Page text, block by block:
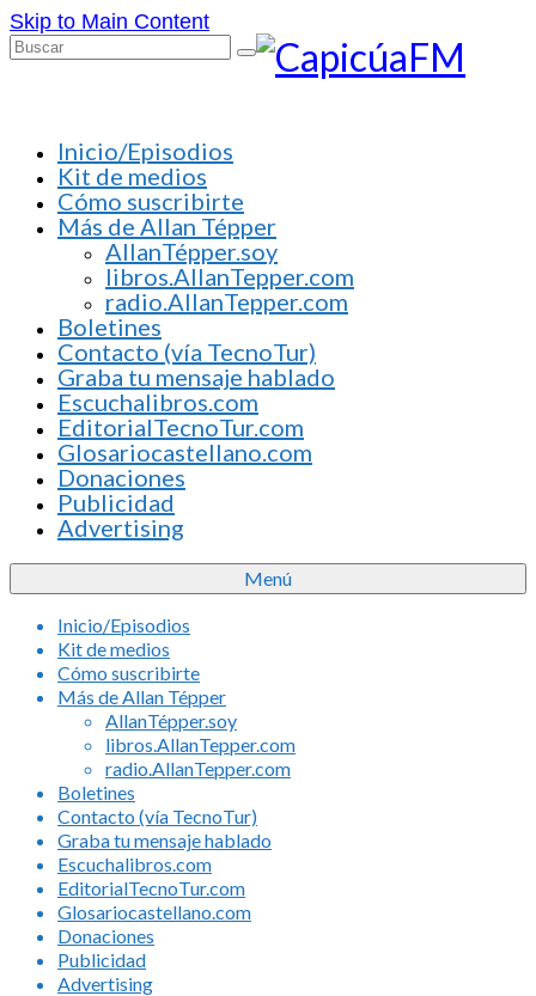
Skip to Main Content
Buscar
Inicio/Episodios
Kit de medios
Cómo suscribirte
Más de Allan Tépper
AllanTépper.soy
libros.AllanTepper.com
radio.AllanTepper.com
Boletines
Contacto (vía TecnoTur)
Graba tu mensaje hablado
Escuchalibros.com
EditorialTecnoTur.com
Glosariocastellano.com
Donaciones
Publicidad
Advertising
Menú
Inicio/Episodios
Kit de medios
Cómo suscribirte
Más de Allan Tépper
AllanTépper.soy
libros.AllanTepper.com
radio.AllanTepper.com
Boletines
Contacto (vía TecnoTur)
Graba tu mensaje hablado
Escuchalibros.com
EditorialTecnoTur.com
Glosariocastellano.com
Donaciones
Publicidad
Advertising